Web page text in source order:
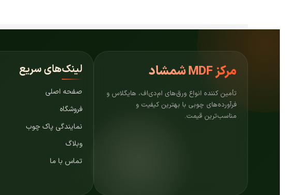
مرکزMDF شمشاد
تأمین کننده انواع ورق‌های ام‌دی‌اف، هایگلاس و
فرآورده‌های چوبی با بهترین کیفیت و
مناسب‌ترین قیمت.
لینک‌های سریع
صفحه اصلی
فروشگاه
نمایندگی پاک چوب
وبلاگ
تماس با ما